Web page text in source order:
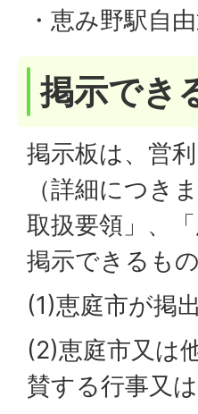
・恵み野駅自
掲示でき
掲示板は、営
（詳細につき
取扱要領」、
掲示できるも
(1)恵庭市が掲
(2)恵庭市又は
賛する行事又